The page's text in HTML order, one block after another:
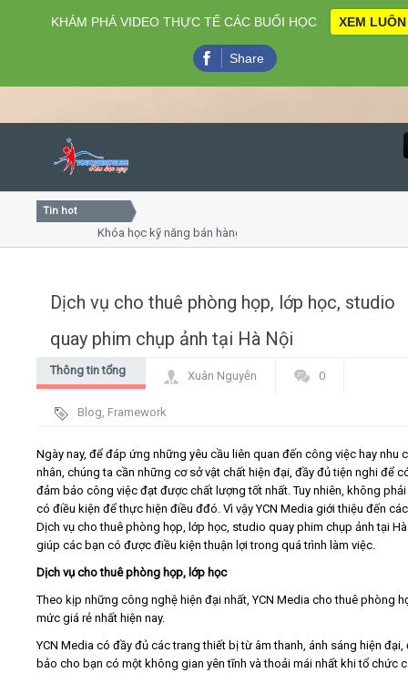
Home
Video
Kiến thức
Liên hệ - Đăng ký
Tìm kiếm
Tin hot
Khóa học kỹ năng bán hàng chuyên nghiệp X10 doanh số
Dịch vụ cho thuê phòng họp, lớp học, studio
quay phim chụp ảnh tại Hà Nội
Thông tin tổng
Xuân Nguyễn 0
Blog, Framework
Ngày nay, để đáp ứng những yêu cầu liên quan đến công việc hay nhu
nhân, chúng ta cần những cơ sở vật chất hiện đại, đầy đủ tiện nghi để
đảm bảo công việc đạt được chất lượng tốt nhất. Tuy nhiên, không
có điều kiện để thực hiện điều đđó. Vì vậy YCN Media giới thiệu đến
Dịch vụ cho thuê phòng họp, lớp học, studio quay phim chụp ảnh tại
giúp các bạn có được điều kiện thuận lợi trong quá trình làm việc.
Dịch vụ cho thuê phòng họp, lớp học
Theo kịp những công nghệ hiện đại nhất, YCN Media cho thuê phòng
mức giá rẻ nhất hiện nay.
YCN Media có đầy đủ các trang thiết bị từ âm thanh, ánh sáng hiện đại,
bảo cho bạn có một không gian yên tĩnh và thoải mái nhất khi tổ chức
KHÁM PHÁ VIDEO THỰC TẾ CÁC BUỔI HỌC XEM LUÔN
Share